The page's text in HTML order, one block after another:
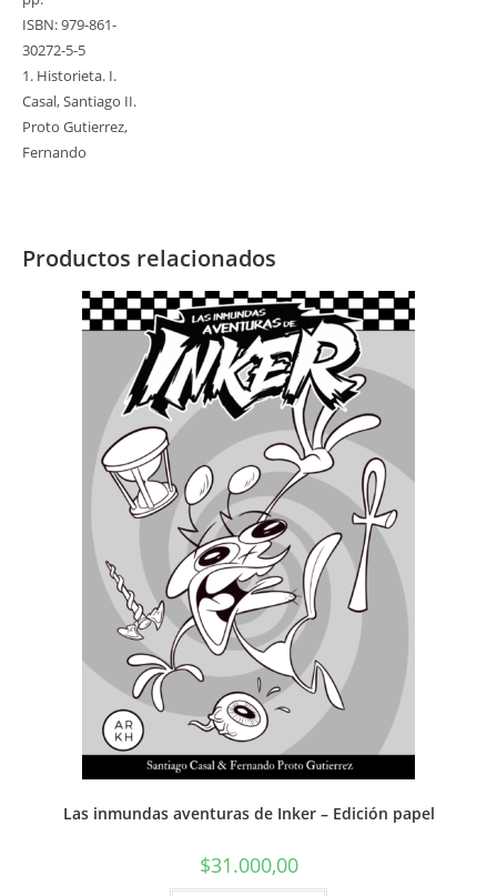
ISBN: 979-861-
30272-5-5
1. Historieta. I.
Casal, Santiago II.
Proto Gutierrez,
Fernando
Productos relacionados
Las inmundas aventuras de Inker – Edición papel
$31.000,00